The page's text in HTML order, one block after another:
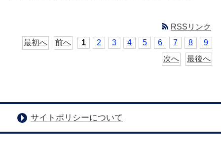
RSSリンク
最初へ
前へ 1 2 3 4 5 6 7 8
9
次へ
最後へ
サイトポリシーについて